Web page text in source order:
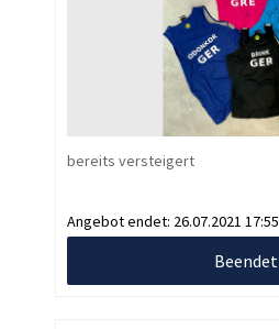
bereits versteigert
Angebot endet: 26.07.2021 17:55
Beendet